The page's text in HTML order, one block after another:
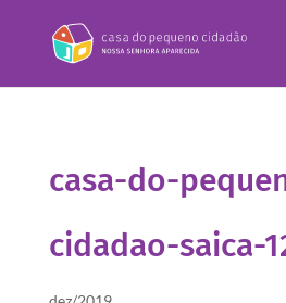
casa-do-
cidadao-saica-